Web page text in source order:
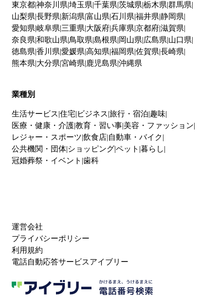
東京都神奈川県 埼玉県 千葉県 茨城県 栃木県 群馬県
山梨県 長野県 新潟県 富山県 石川県 福井県 静岡県
愛知県 岐阜県 三重県 大阪府兵庫県 京都府滋賀県
奈良県 和歌山県 鳥取県 島根県 岡山県 広島県 山口県
徳島県 香川県 愛媛県 高知県 福岡県 佐賀県 長崎県
熊本県 大分県 宮崎県 鹿児島県 沖縄県
業種別
生活サービス 住宅 ビジネス 旅行・宿泊 趣味
医療・健康・介護教育・習い事 美容・ファッション
レジャー・スポーツ 飲食店 自動車・バイク
公共機関・団体 ショッピングペット 暮らし
冠婚葬祭・イベント 歯科
運営会社
プライバシーポリシー
利用規約
電話自動応答サービスアイブリー